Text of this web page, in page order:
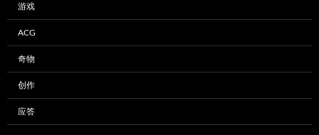
游戏
ACG
奇物
创作
应答